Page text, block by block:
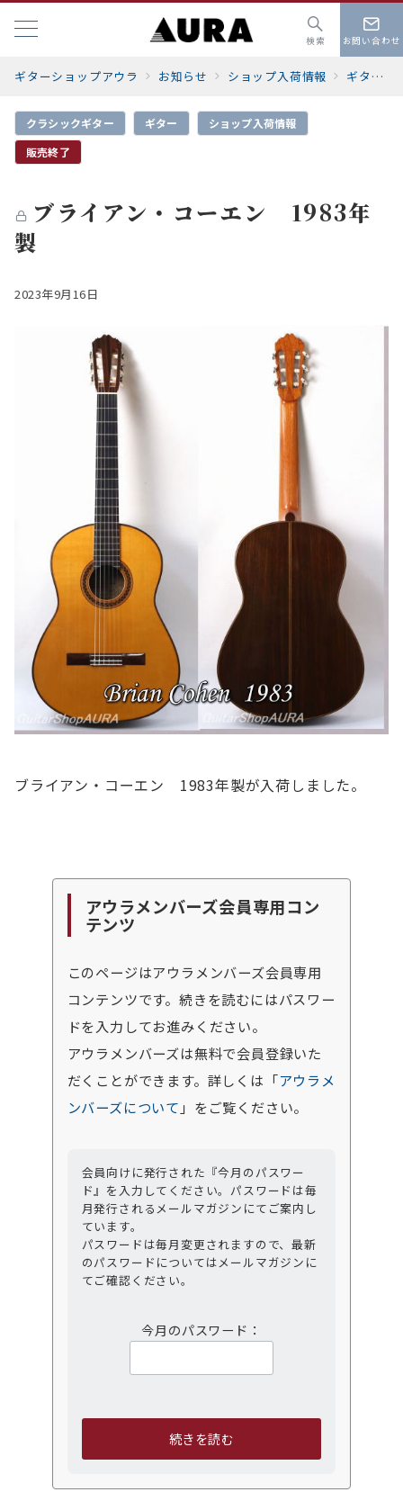
検索 お問い合わせ
ギターショップアウラ お知らせ ショップ入荷情報 ギター
クラシックギター ギター
ショップ入荷情報
販売終了
ブライアン・コーエン 1983年
製
2023年9月16日
ブライアン・コーエン 1983年製が入荷しました。
アウラメンバーズ会員専用コン
テンツ
このページはアウラメンバーズ会員専用
コンテンツです。続きを読むにはパスワー
ドを入力してお進みください。
アウラメンバーズは無料で会員登録いた
だくことができます。詳しくは「アウラメ
ンバーズについて 」をご覧ください。
会員向けに発行された『今月のパスワー
ド』を入力してください。パスワードは毎
月発行されるメールマガジンにてご案内し
ています。
パスワードは毎月変更されますので、最新
のパスワードについてはメールマガジンに
てご確認ください。
今月のパスワード：